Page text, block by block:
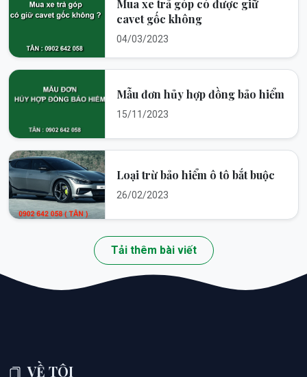
Mua xe trả góp có được giữ
cavet gốc không
04/03/2023
Mẫu đơn hủy hợp đồng bảo hiểm
15/11/2023
Loại trừ bảo hiểm ô tô bắt buộc
26/02/2023
Tải thêm bài viết
VỀ TÔI